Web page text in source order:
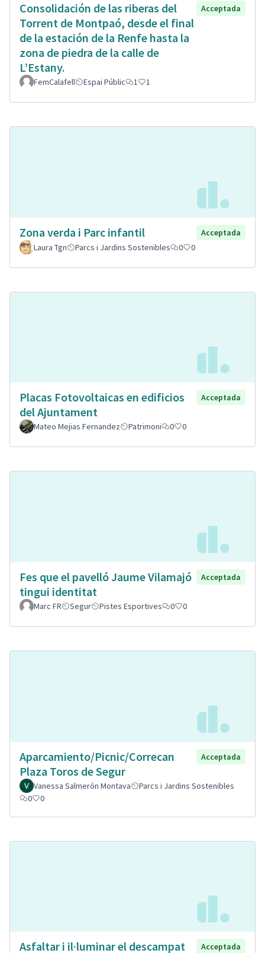
Consolidación de las riberas del
Torrent de Montpaó, desde el final
de la estación de la Renfe hasta la
zona de piedra de la calle de
L’Estany.
Acceptada
FemCalafell Espai Públic 1 1
Zona verda i Parc infantil
Acceptada
Laura Tgn
Parcs i Jardins Sostenibles 0 0
Placas Fotovoltaicas en edificios
del Ajuntament
Acceptada
Mateo Mejias Fernandez Patrimoni 0 0
Fes que el pavelló Jaume Vilamajó
tingui identitat
Acceptada
Marc FR Segur Pistes Esportives 0 0
Aparcamiento/Picnic/Correcan
Plaza Toros de Segur
Acceptada
Vanessa Salmerón Montava
Parcs i Jardins Sostenibles
0
0
Asfaltar i il·luminar el descampat Acceptada